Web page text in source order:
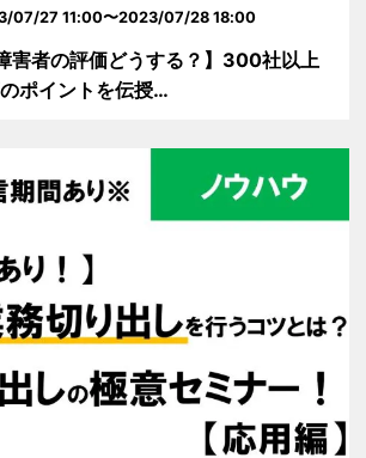
07/27 11:00〜2023/07/28 18:00
害者の評価どうする？】300社以上
ポイントを伝授…